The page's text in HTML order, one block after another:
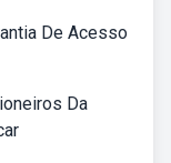
De Acesso
Da